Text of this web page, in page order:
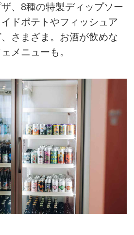
、8種の特製ディップソー
ドポテトやフィッシュア
さまざま。お酒が飲めな
メニューも。